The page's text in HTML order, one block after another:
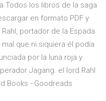
Todos los libros de la saga
en formato PDF y
portador de la Espada
que ni siquiera él podía
por la luna roja y
Jagang. el lord Rahl
Books - Goodreads